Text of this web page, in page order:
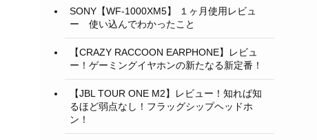
SONY【WF-1000XM5】 １ヶ月使用レビュ
ー 使い込んでわかったこと
【CRAZY RACCOON EARPHONE】レビュ
ー！ゲーミングイヤホンの新たなる新定番！
【JBL TOUR ONE M2】レビュー！知れば知
るほど弱点なし！フラッグシップヘッドホ
ン！